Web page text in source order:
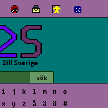
i j k l m n
o
x y z å ä ö #